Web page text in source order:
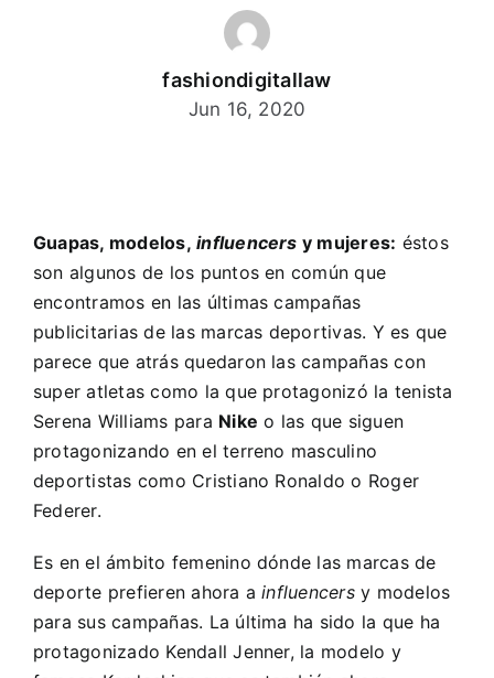
fashiondigitallaw
Jun 16, 2020
Guapas, modelos, influencers y mujeres: éstos
son algunos de los puntos en común que
encontramos en las últimas campañas
publicitarias de las marcas deportivas. Y es que
parece que atrás quedaron las campañas con
super atletas como la que protagonizó la tenista
Serena Williams para Nike o las que siguen
protagonizando en el terreno masculino
deportistas como Cristiano Ronaldo o Roger
Federer.
Es en el ámbito femenino dónde las marcas de
deporte prefieren ahora a influencersy modelos
para sus campañas. La última ha sido la que ha
protagonizado Kendall Jenner, la modelo y